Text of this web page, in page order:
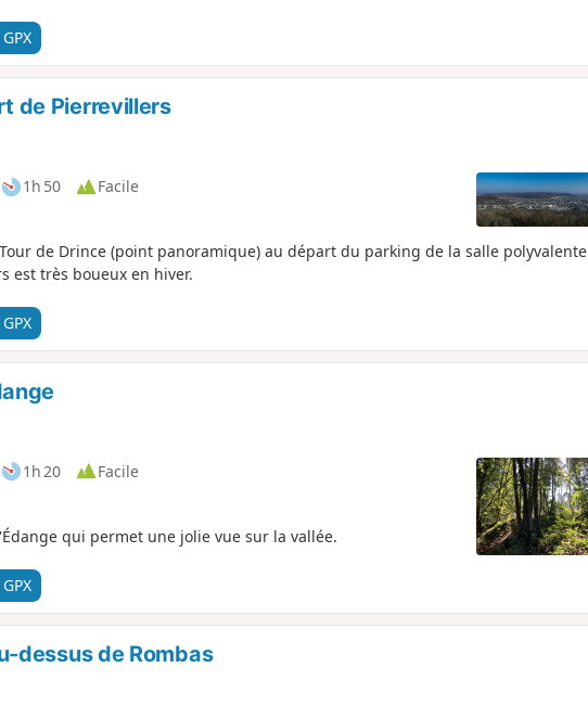
de Pierrevillers
1h 50
Facile
de Drince (point panoramique) au départ du parking de la salle polyvalente
est très boueux en hiver.
1h 20
Facile
qui permet une jolie vue sur la vallée.
dessus de Rombas